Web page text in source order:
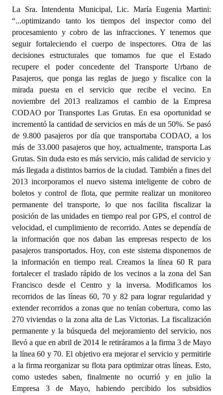
La Sra. Intendenta Municipal, Lic. María Eugenia Martini:
“...optimizando tanto los tiempos del inspector como del
procesamiento y cobro de las infracciones. Y tenemos que
seguir fortaleciendo el cuerpo de inspectores. Otra de las
decisiones estructurales que tomamos fue que el Estado
recupere el poder concedente del Transporte Urbano de
Pasajeros, que ponga las reglas de juego y fiscalice con la
mirada puesta en el servicio que recibe el vecino. En
noviembre del 2013 realizamos el cambio de la Empresa
CODAO por Transportes Las Grutas. En esa oportunidad se
incrementó la cantidad de servicios en más de un 50%. Se pasó
de 9.800 pasajeros por día que transportaba CODAO, a los
más de 33.000 pasajeros que hoy, actualmente, transporta Las
Grutas. Sin duda esto es más servicio, más calidad de servicio y
más llegada a distintos barrios de la ciudad. También a fines del
2013 incorporamos el nuevo sistema inteligente de cobro de
boletos y control de flota, que permite realizar un monitoreo
permanente del transporte, lo que nos facilita fiscalizar la
posición de las unidades en tiempo real por GPS, el control de
velocidad, el cumplimiento de recorrido. Antes se dependía de
la información que nos daban las empresas respecto de los
pasajeros transportados. Hoy, con este sistema disponemos de
la información en tiempo real. Creamos la línea 60 R para
fortalecer el traslado rápido de los vecinos a la zona del San
Francisco desde el Centro y la inversa. Modificamos los
recorridos de las líneas 60, 70 y 82 para lograr regularidad y
extender recorridos a zonas que no tenían cobertura, como las
270 viviendas o la zona alta de Las Victorias. La fiscalización
permanente y la búsqueda del mejoramiento del servicio, nos
llevó a que en abril de 2014 le retiráramos a la firma 3 de Mayo
la línea 60 y 70. El objetivo era mejorar el servicio y permitirle
a la firma reorganizar su flota para optimizar otras líneas. Esto,
como ustedes saben, finalmente no ocurrió y en julio la
Empresa 3 de Mayo, habiendo percibido los subsidios